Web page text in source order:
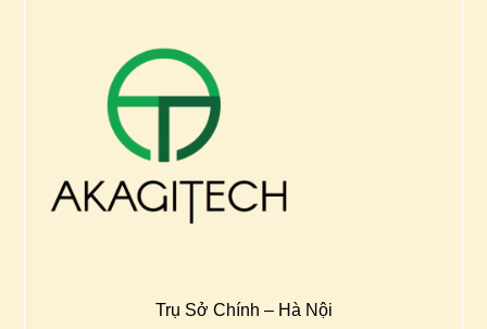
Trụ Sở Chính – Hà Nội